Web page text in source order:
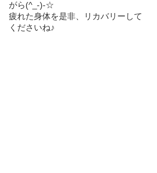
がら(^_-)-☆
疲れた身体を是非、リカバリーして
くださいね♪